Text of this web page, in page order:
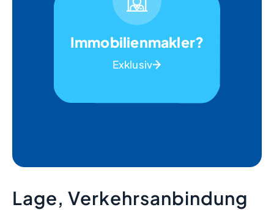
Immobilienmakler?
Exklusiv
Lage, Verkehrsanbindung